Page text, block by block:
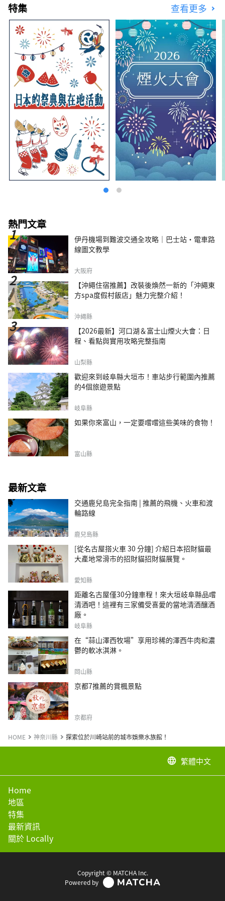
博物館也很受歡迎。 我們會介紹一些受歡迎的
旅遊景點和活動。 ◇ 川崎市的工廠夜景 支撐日
本經濟高度成長時期的工業區。工廠每天24小
時運轉，晚上工作燈亮起，讓這裡變成鑲滿寶石
的奇幻世界。您可以搭乘巴士遊覽或遊船遊覽來
體驗這種「工廠夜景」。 ◇生田綠地 雖然它位
於距離東京僅幾分鐘路程的城市，但卻擁有壯觀
的自然風光，包括成排的水杉樹。在日本民居博
物館，您可以體驗25座被指定為文化財產的古
民居，可以體驗當地傳統的藍染工藝，還有一座
專門紀念人氣前衛藝術家岡本太郎的博物館。春
天還可以欣賞櫻花。 ◇川崎市藤子·F·不二雄
博物館 館內展示著深受世界各地、尤其是亞洲
地區喜愛的漫畫《多啦 A 夢》的作者藤子·F·
不二雄的原畫以及藤子·F·不二雄曾經使用過
的桌子。設施內還設有真人大小的商品，並允許
遊客品嚐故事中的食物，讓人能夠沉浸在作品的
世界中。 ◇ 川崎山王節 這是川崎地區最大的節
日，每年八月在稻毛神社舉行，亮點是大型神轎
特集 查看更多
熱門文章
伊丹機場到難波交通全攻略｜巴士站・電車路
線圖文教學
大阪府
【沖繩住宿推薦】改裝後煥然一新的「沖繩東
方spa度假村飯店」魅力完整介紹！
沖繩縣
【2026最新】河口湖＆富士山煙火大會：日
程、看點與實用攻略完整指南
山梨縣
歡迎來到岐阜縣大垣市！車站步行範圍內推薦
的4個旅遊景點
岐阜縣
如果你來富山，一定要嚐嚐這些美味的食物！
富山縣
最新文章
交通鹿兒島完全指南 | 推薦的飛機、火車和渡
輪路線
鹿兒島縣
[從名古屋搭火車 30 分鐘] 介紹日本招財貓最
大產地常滑市的招財貓招財貓展覽。
愛知縣
距離名古屋僅30分鐘車程！來大垣岐阜縣品嚐
清酒吧！這裡有三家備受喜愛的當地清酒釀酒
廠。
岐阜縣
在“蒜山澤西牧場”享用珍稀的澤西牛肉和濃
鬱的軟冰淇淋。
岡山縣
京都7推薦的賞楓景點
京都府
HOME 神奈川縣 探索位於川崎站前的城市娛樂水族館！
language 繁體中文
Home
地區
特集
最新資訊
關於 Locally
Copyright © MATCHA Inc.
Powered by